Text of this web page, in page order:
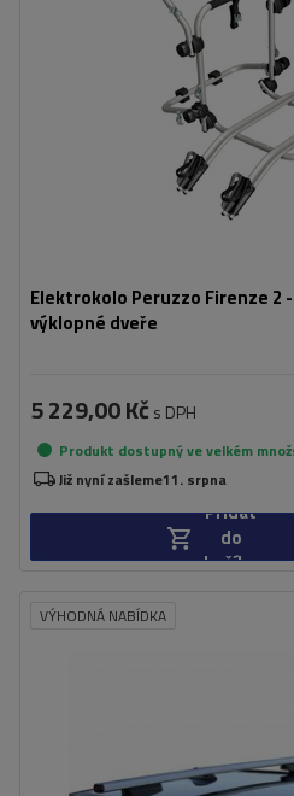
Elektrokolo Peruzzo Firenze 2
výklopné dveře
kompatibilní s elektrokoly
hliníková
5 229,00 Kč s DPH
Produkt dostupný ve velkém
Již nyní zašleme11. srpna
Přidat
do
košíku
VÝHODNÁ NABÍDKA